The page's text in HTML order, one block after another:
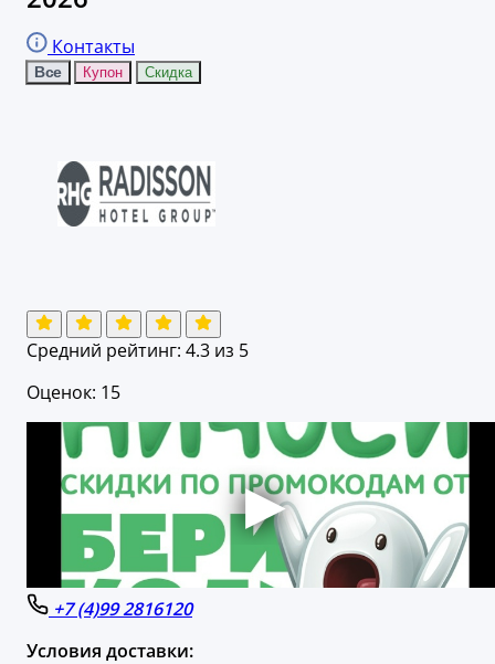
Контакты
Все Купон Скидка
Средний рейтинг: 4.3 из 5
Оценок: 15
+7 (4)99 2816120
Условия доставки: